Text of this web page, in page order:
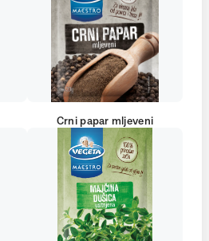
Crni papar mljeveni